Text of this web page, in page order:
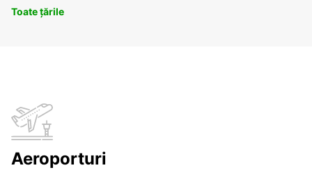
Toate țările
Aeroporturi